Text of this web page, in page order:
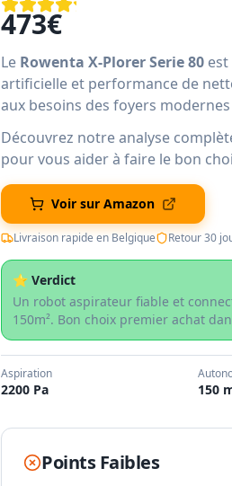
473€
Le Rowenta X-Plorer Serie 80
artificielle et performance de
aux besoins des foyers
Découvrez notre analyse
pour vous aider à faire le bon
Voir sur Amazon
Livraison rapide en Belgique Retour 30
⭐ Verdict
Un robot aspirateur fiable et
150m². Bon choix premier achat
Aspiration
2200 Pa 150
Points Faibles